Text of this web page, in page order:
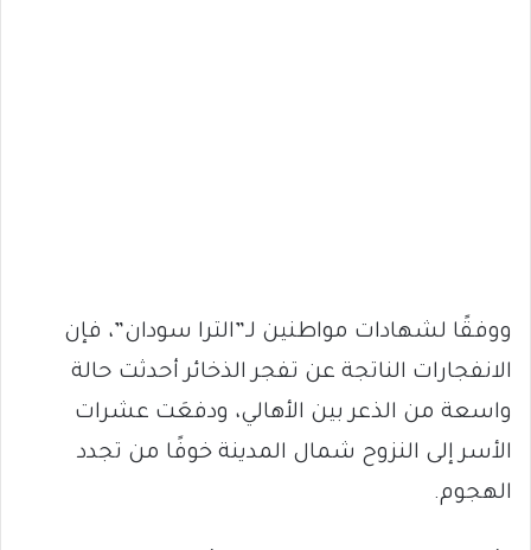
ووفقًا لشهادات مواطنين لـ”الترا سودان”، فإن
الانفجارات الناتجة عن تفجر الذخائر أحدثت حالة
واسعة من الذعر بين الأهالي، ودفعَت عشرات
الأسر إلى النزوح شمال المدينة خوفًا من تجدد
الهجوم.